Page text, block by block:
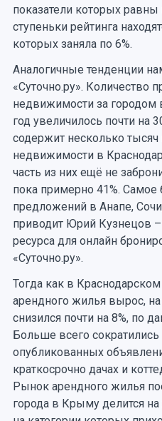
показатели которых равны
ступеньки рейтинга
которых заняла по 6%.
Аналогичные тенденции
«Суточно.ру». Количество
недвижимости за городом
год увеличилось почти на
содержит несколько
недвижимости в
часть из них ещё не
пока примерно 41%.
предложений в Анапе,
приводит Юрий Кузнецов –
ресурса для онлайн
«Суточно.ру».
Тогда как в
арендного жилья вырос,
снизился почти на 8%, по
Больше всего сократились
опубликованных
краткосрочно дачах и
Рынок арендного жилья
города в Крыму делится